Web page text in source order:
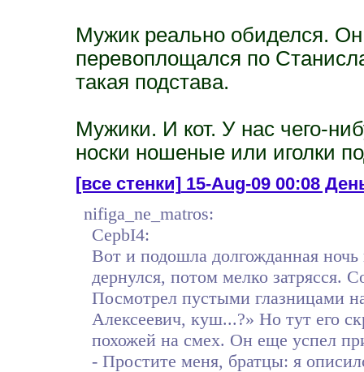
Мужик реально обиделся.
перевоплощался по
такая подстава.
Мужики. И кот. У нас чего-
носки ношеные или иголки
[все стенки]15-Aug-09 00:08
nifiga_ne_matros:
CepbI4:
Вот и подошла долгожданная
дернулся, потом мелко затрясся.
Посмотрел пустыми глазницами
Алексеевич, куш...?» Но тут его
похожей на смех. Он еще успел
- Простите меня, братцы: я